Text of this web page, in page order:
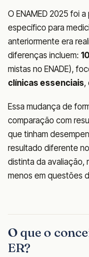
O ENAMED 2025 foi
específico para
anteriormente era
diferenças incluem:
mistas no ENADE),
clínicas essenciais,
Essa mudança de
comparação com
que tinham
resultado diferente
distinta da avaliação,
menos em questões
O que o
ER?